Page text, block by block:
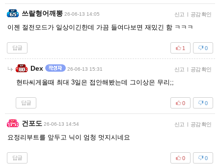
쓰랄형어깨뽕 26-06-13 14:05 신고 | 공감 확인
이젠 절전모드가 일상이긴한데 가끔 들여다보면 재밌긴 함 ㅋㅋㅋ
답글 0
1
Dex 26-06-13 15:31 신고 | 공감 확인
현타씨게올때 최대 3일은 접안해봤는데 그이상은 무리;;
답글 0
0
건포도 26-06-13 14:54 신고 | 공감 확인
요정리부트를 앞두고 닉이 엄청 멋지시네요
답글 0
0